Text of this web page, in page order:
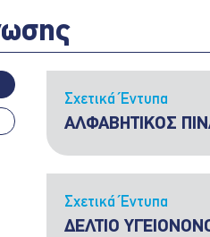
Σχετικά Έντυπα
ΑΛΦΑΒΗΤΙΚΟΣ
Σχετικά Έντυπα
ΔΕΛΤΙΟ